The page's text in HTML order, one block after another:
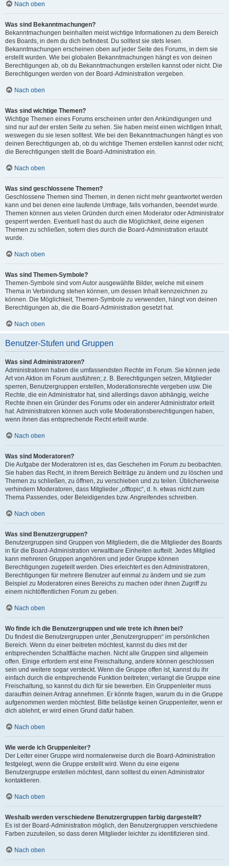
Nach oben
Was sind Bekanntmachungen?
Bekanntmachungen beinhalten meist wichtige Informationen zu dem Bereich
des Boards, in dem du dich befindest. Du solltest sie stets lesen.
Bekanntmachungen erscheinen oben auf jeder Seite des Forums, in dem sie
erstellt wurden. Wie bei globalen Bekanntmachungen hängt es von deinen
Berechtigungen ab, ob du Bekanntmachungen erstellen kannst oder nicht. Die
Berechtigungen werden von der Board-Administration vergeben.
Nach oben
Was sind wichtige Themen?
Wichtige Themen eines Forums erscheinen unter den Ankündigungen und
sind nur auf der ersten Seite zu sehen. Sie haben meist einen wichtigen Inhalt,
weswegen du sie lesen solltest. Wie bei den Bekanntmachungen hängt es von
deinen Berechtigungen ab, ob du wichtige Themen erstellen kannst oder nicht;
die Berechtigungen stellt die Board-Administration ein.
Nach oben
Was sind geschlossene Themen?
Geschlossene Themen sind Themen, in denen nicht mehr geantwortet werden
kann und bei denen eine laufende Umfrage, falls vorhanden, beendet wurde.
Themen können aus vielen Gründen durch einen Moderator oder Administrator
gesperrt werden. Eventuell hast du auch die Möglichkeit, deine eigenen
Themen zu schließen, sofern dies durch die Board-Administration erlaubt
wurde.
Nach oben
Was sind Themen-Symbole?
Themen-Symbole sind vom Autor ausgewählte Bilder, welche mit einem
Thema in Verbindung stehen können, um dessen Inhalt kennzeichnen zu
können. Die Möglichkeit, Themen-Symbole zu verwenden, hängt von deinen
Berechtigungen ab, die die Board-Administration gesetzt hat.
Nach oben
Benutzer-Stufen und Gruppen
Was sind Administratoren?
Administratoren haben die umfassendsten Rechte im Forum. Sie können jede
Art von Aktion im Forum ausführen; z. B. Berechtigungen setzen, Mitglieder
sperren, Benutzergruppen erstellen, Moderationsrechte vergeben usw. Die
Rechte, die ein Administrator hat, sind allerdings davon abhängig, welche
Rechte ihnen ein Gründer des Forums oder ein anderer Administrator erteilt
hat. Administratoren können auch volle Moderationsberechtigungen haben,
wenn ihnen das entsprechende Recht erteilt wurde.
Nach oben
Was sind Moderatoren?
Die Aufgabe der Moderatoren ist es, das Geschehen im Forum zu beobachten.
Sie haben das Recht, in ihrem Bereich Beiträge zu ändern und zu löschen und
Themen zu schließen, zu öffnen, zu verschieben und zu teilen. Üblicherweise
verhindern Moderatoren, dass Mitglieder „offtopic“, d. h. etwas nicht zum
Thema Passendes, oder Beleidigendes bzw. Angreifendes schreiben.
Nach oben
Was sind Benutzergruppen?
Benutzergruppen sind Gruppen von Mitgliedern, die die Mitglieder des Boards
in für die Board-Administration verwaltbare Einheiten aufteilt. Jedes Mitglied
kann mehreren Gruppen angehören und jeder Gruppe können
Berechtigungen zugeteilt werden. Dies erleichtert es den Administratoren,
Berechtigungen für mehrere Benutzer auf einmal zu ändern und sie zum
Beispiel zu Moderatoren eines Bereichs zu machen oder ihnen Zugriff zu
einem nichtöffentlichen Forum zu geben.
Nach oben
Wo finde ich die Benutzergruppen und wie trete ich ihnen bei?
Du findest die Benutzergruppen unter „Benutzergruppen“ im persönlichen
Bereich. Wenn du einer beitreten möchtest, kannst du dies mit der
entsprechenden Schaltfläche machen. Nicht alle Gruppen sind allgemein
offen. Einige erfordern erst eine Freischaltung, andere können geschlossen
sein und weitere sogar versteckt. Wenn die Gruppe offen ist, kannst du ihr
einfach durch die entsprechende Funktion beitreten; verlangt die Gruppe eine
Freischaltung, so kannst du dich für sie bewerben. Ein Gruppenleiter muss
daraufhin deinen Antrag annehmen. Er könnte fragen, warum du in die Gruppe
aufgenommen werden möchtest. Bitte belästige keinen Gruppenleiter, wenn er
dich ablehnt, er wird einen Grund dafür haben.
Nach oben
Wie werde ich Gruppenleiter?
Der Leiter einer Gruppe wird normalerweise durch die Board-Administration
festgelegt, wenn die Gruppe erstellt wird. Wenn du eine eigene
Benutzergruppe erstellen möchtest, dann solltest du einen Administrator
kontaktieren.
Nach oben
Weshalb werden verschiedene Benutzergruppen farbig dargestellt?
Es ist der Board-Administration möglich, den Benutzergruppen verschiedene
Farben zuzuteilen, so dass deren Mitglieder leichter zu identifizieren sind.
Nach oben